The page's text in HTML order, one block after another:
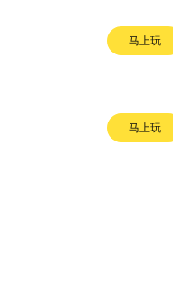
马上玩
马上玩